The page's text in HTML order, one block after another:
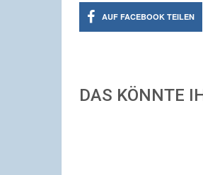
AUF FACEBOOK TEILEN
DAS KÖNNTE